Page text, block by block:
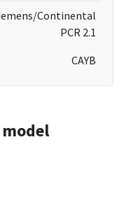
Continental
PCR 2.1
CAYB